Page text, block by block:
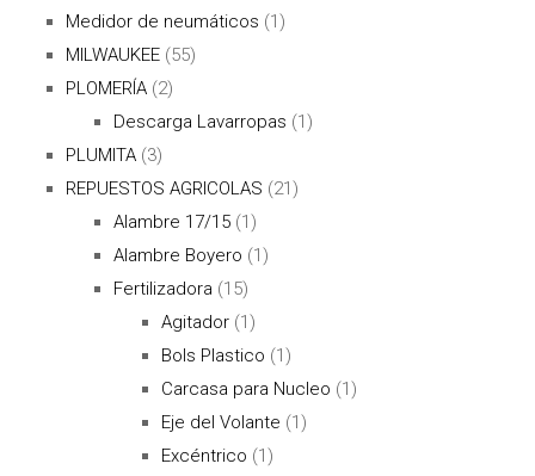
Medidor de neumáticos (1)
MILWAUKEE (55)
PLOMERÍA (2)
Descarga Lavarropas (1)
PLUMITA (3)
REPUESTOS AGRICOLAS (21)
Alambre 17/15 (1)
Alambre Boyero (1)
Fertilizadora (15)
Agitador (1)
Bols Plastico (1)
Carcasa para Nucleo (1)
Eje del Volante (1)
Excéntrico (1)